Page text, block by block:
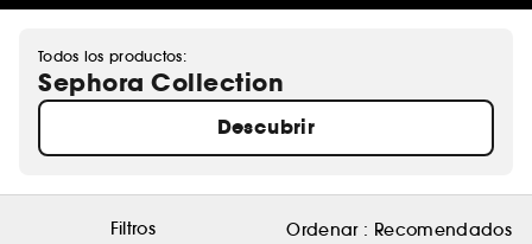
Todos los productos:
Sephora Collection
Descubrir
Filtros Ordenar : Recomendados